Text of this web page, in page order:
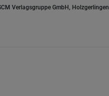
Verlagsgruppe GmbH, Holzgerlingen